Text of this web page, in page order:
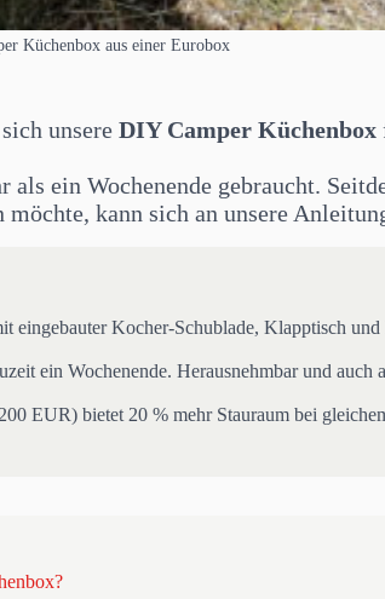
Küchenbox aus einer Eurobox
unsere DIY Camper Küchenbox
ein Wochenende gebraucht.
kann sich an unsere
eingebauter Kocher-Schublade, Klapptisch
ein Wochenende. Herausnehmbar und auch
EUR) bietet 20 % mehr Stauraum bei